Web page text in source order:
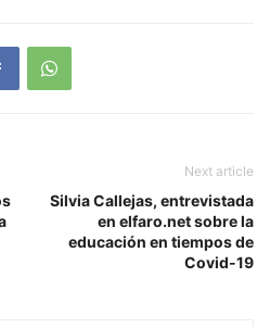
Next article
Silvia Callejas, entrevistada
en elfaro.net sobre la
educación en tiempos de
Covid-19